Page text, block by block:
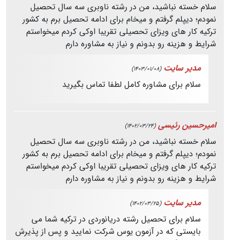
سلام خسته نباشید، من در رشته ناوبری سه سال تحصیل
نمودم؛ دیپلم گرفتم و میخام برای ادامه تحصیل برم به کشور
ترکیه کار های ویزای تحصیلی تقریبا اوکی کردم میخواستم
شرایط و هزینه رو بدونم و نیاز به مشاوره دارم
مدیر سایت (1403/01/08)
سلام برای مشاوره کامل لطفا تماس بگیرید
امیرحسین رئیسی (1402/03/24)
سلام خسته نباشید، من در رشته ناوبری سه سال تحصیل
نمودم؛ دیپلم گرفتم و میخام برای ادامه تحصیل برم به کشور
ترکیه کار های ویزای تحصیلی تقریبا اوکی کردم میخواستم
شرایط و هزینه رو بدونم و نیاز به مشاوره دارم
مدیر سایت (1402/03/25)
سلام برای تحصیل رشته دریانوردی در ترکیه شما می
بایستی که در آزمون یوس شرکت نمایید و پس از پذیرش